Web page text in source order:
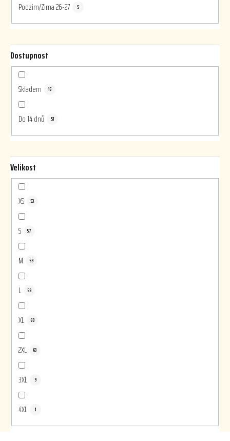
Podzim/Zima 26-27 5
Dostupnost
Skladem 16
Do 14 dnů 51
Velikost
XS 53
S 57
M 59
L 58
XL 60
2XL 63
3XL 9
4XL 1